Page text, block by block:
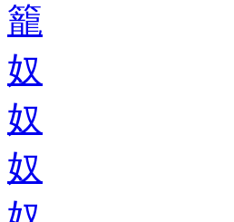
籠
奴
奴
奴